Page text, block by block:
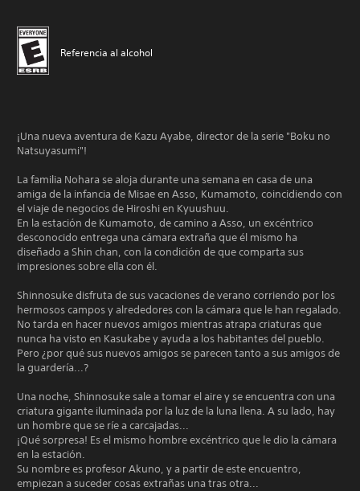
Referencia al alcohol
¡Una nueva aventura de Kazu Ayabe, director de la serie "Boku no
Natsuyasumi"!
La familia Nohara se aloja durante una semana en casa de una
amiga de la infancia de Misae en Asso, Kumamoto, coincidiendo con
el viaje de negocios de Hiroshi en Kyuushuu.
En la estación de Kumamoto, de camino a Asso, un excéntrico
desconocido entrega una cámara extraña que él mismo ha
diseñado a Shin chan, con la condición de que comparta sus
impresiones sobre ella con él.
Shinnosuke disfruta de sus vacaciones de verano corriendo por los
hermosos campos y alrededores con la cámara que le han regalado.
No tarda en hacer nuevos amigos mientras atrapa criaturas que
nunca ha visto en Kasukabe y ayuda a los habitantes del pueblo.
Pero ¿por qué sus nuevos amigos se parecen tanto a sus amigos de
la guardería...?
Una noche, Shinnosuke sale a tomar el aire y se encuentra con una
criatura gigante iluminada por la luz de la luna llena. A su lado, hay
un hombre que se ríe a carcajadas...
¡Qué sorpresa! Es el mismo hombre excéntrico que le dio la cámara
en la estación.
Su nombre es profesor Akuno, y a partir de este encuentro,
empiezan a suceder cosas extrañas una tras otra...